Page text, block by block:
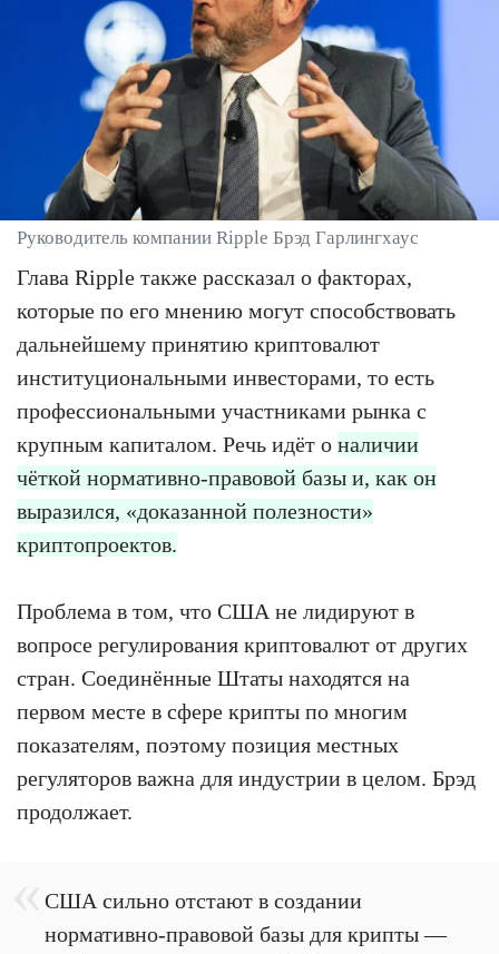
Руководитель компании Ripple Брэд Гарлингхаус
Глава Ripple также рассказал о факторах,
которые по его мнению могут способствовать
дальнейшему принятию криптовалют
институциональными инвесторами, то есть
профессиональными участниками рынка с
крупным капиталом. Речь идёт о наличии
чёткой нормативно-правовой базы и, как он
выразился, «доказанной полезности»
криптопроектов.
Проблема в том, что США не лидируют в
вопросе регулирования криптовалют от других
стран. Соединённые Штаты находятся на
первом месте в сфере крипты по многим
показателям, поэтому позиция местных
регуляторов важна для индустрии в целом. Брэд
продолжает.
США сильно отстают в создании
нормативно-правовой базы для крипты —